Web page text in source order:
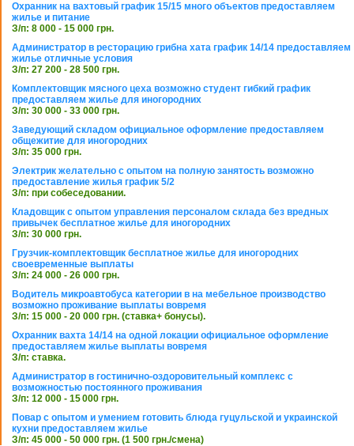
Охранник на вахтовый график 15/15 много объектов предоставляем
жилье и питание
З/п: 8 000 - 15 000 грн.
Администратор в ресторацию грибна хата график 14/14 предоставляем
жилье отличные условия
З/п: 27 200 - 28 500 грн.
Комплектовщик мясного цеха возможно студент гибкий график
предоставляем жилье для иногородних
З/п: 30 000 - 33 000 грн.
Заведующий складом официальное оформление предоставляем
общежитие для иногородних
З/п: 35 000 грн.
Электрик желательно с опытом на полную занятость возможно
предоставление жилья график 5/2
З/п: при собеседовании.
Кладовщик с опытом управления персоналом склада без вредных
привычек бесплатное жилье для иногородних
З/п: 30 000 грн.
Грузчик-комплектовщик бесплатное жилье для иногородних
своевременные выплаты
З/п: 24 000 - 26 000 грн.
Водитель микроавтобуса категории в на мебельное производство
возможно проживание выплаты вовремя
З/п: 15 000 - 20 000 грн. (ставка+ бонусы).
Охранник вахта 14/14 на одной локации официальное оформление
предоставляем жилье выплаты вовремя
З/п: ставка.
Администратор в гостинично-оздоровительный комплекс с
возможностью постоянного проживания
З/п: 12 000 - 15 000 грн.
Повар с опытом и умением готовить блюда гуцульской и украинской
кухни предоставляем жилье
З/п: 45 000 - 50 000 грн. (1 500 грн./смена)